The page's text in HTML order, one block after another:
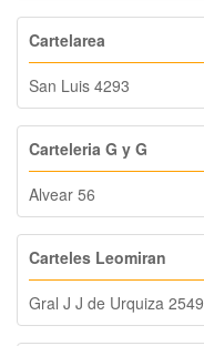
Cartelarea
San Luis 4293
Carteleria G y G
Alvear 56
Carteles Leomiran
Gral J J de Urquiza 2549